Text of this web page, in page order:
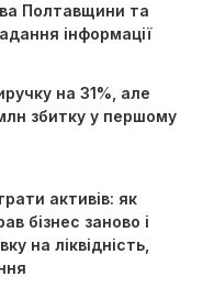
Полтавщини та
інформації
на 31%, але
збитку у першому
активів: як
бізнес заново і
на ліквідність,